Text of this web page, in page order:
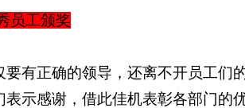
员工颁奖
要有正确的领导，还离不开员工们
表示感谢，借此佳机表彰各部门的